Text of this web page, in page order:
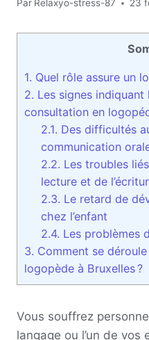
Par Relaxyo-stress-87 23
1. Quel rôle assure un
2. Les signes indiquant
consultation en
2.1. Des difficultés
communication
2.2. Les troubles
lecture et de
2.3. Le retard de
chez l’enfant
2.4. Les problèmes
3. Comment se
logopède à Bruxelles ?
Vous souffrez
langage ou l’un de